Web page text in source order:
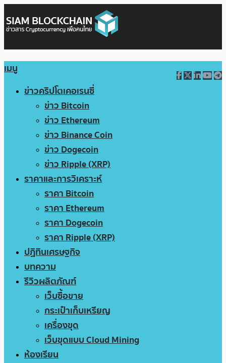
เมนู
ข่าวคริปโตเคอเรนซี่
ข่าว Bitcoin
ข่าว Ethereum
ข่าว Binance Coin
ข่าว Dogecoin
ข่าว Ripple (XRP)
ราคาและการวิเคราะห์
ราคา Bitcoin
ราคา Ethereum
ราคา Dogecoin
ราคา Ripple (XRP)
ปฏิทินเศรษฐกิจ
บทความ
รีวิวผลิตภัณฑ์
เว็บซื้อขาย
กระเป๋าเก็บเหรียญ
เครื่องขุด
เว็บขุดแบบ Cloud Mining
ห้องเรียน